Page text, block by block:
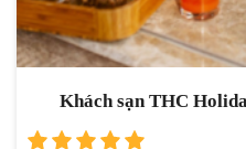
Khách sạn THC